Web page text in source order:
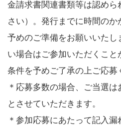
金請求書関連書類等は認め
さい）。発行までに時間のか
予めのご準備をお願いいた
い場合はご参加いただくこ
条件を予めご了承の上ご応募
＊応募多数の場合、ご当選
とさせていただきます。
＊参加応募にあたって記入